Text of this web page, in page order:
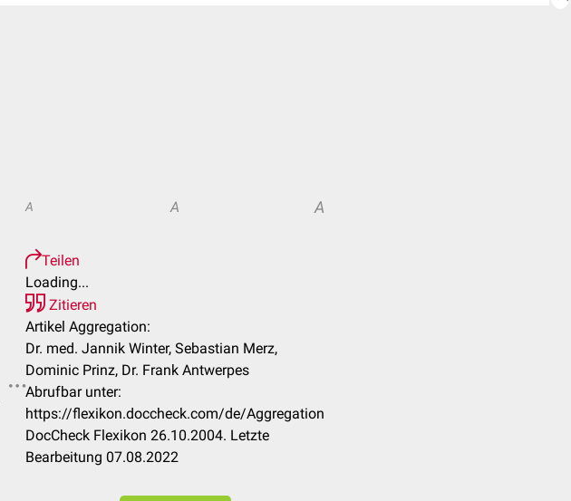
A A A
Teilen
Loading...
Zitieren
Artikel Aggregation:
Dr. med. Jannik Winter, Sebastian Merz,
Dominic Prinz, Dr. Frank Antwerpes
Abrufbar unter:
https://flexikon.doccheck.com/de/Aggregation
DocCheck Flexikon 26.10.2004. Letzte
Bearbeitung 07.08.2022